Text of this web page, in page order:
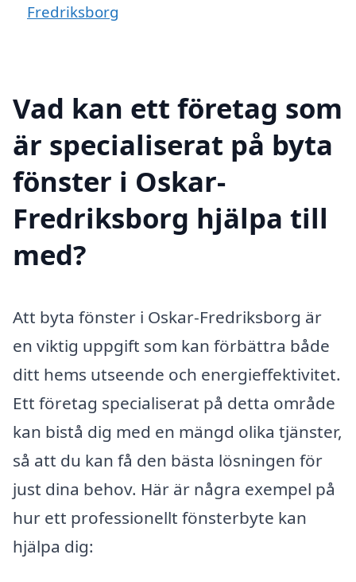
Fredriksborg
Vad kan ett företag som
är specialiserat på byta
fönster i Oskar-
Fredriksborg hjälpa till
med?
Att byta fönster i Oskar-Fredriksborg är
en viktig uppgift som kan förbättra både
ditt hems utseende och energieffektivitet.
Ett företag specialiserat på detta område
kan bistå dig med en mängd olika tjänster,
så att du kan få den bästa lösningen för
just dina behov. Här är några exempel på
hur ett professionellt fönsterbyte kan
hjälpa dig: